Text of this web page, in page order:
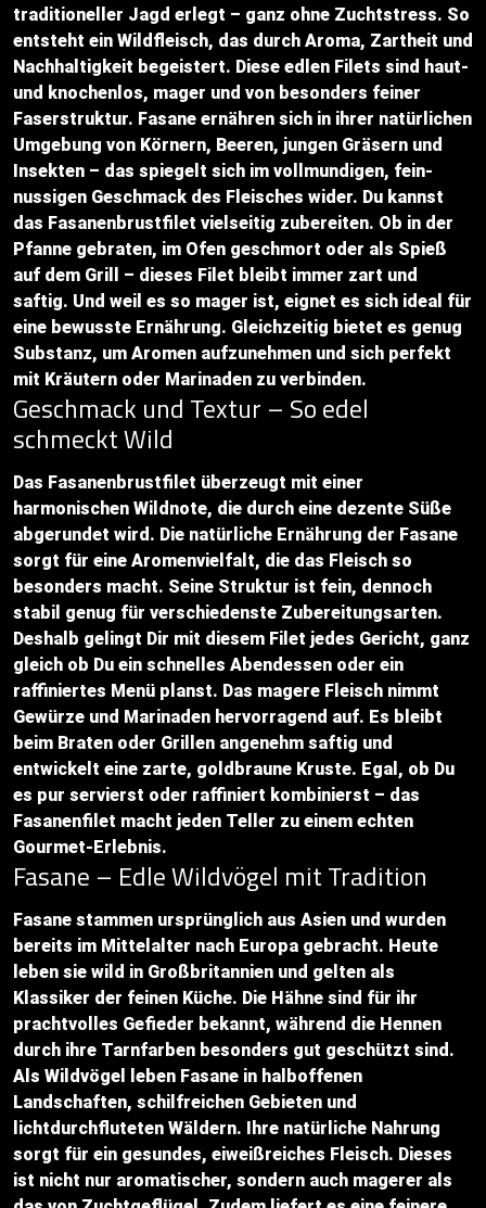
traditioneller Jagd erlegt – ganz ohne Zuchtstress. So
entsteht ein Wildfleisch, das durch Aroma, Zartheit und
Nachhaltigkeit begeistert. Diese edlen Filets sind haut-
und knochenlos, mager und von besonders feiner
Faserstruktur. Fasane ernähren sich in ihrer natürlichen
Umgebung von Körnern, Beeren, jungen Gräsern und
Insekten – das spiegelt sich im vollmundigen, fein-
nussigen Geschmack des Fleisches wider. Du kannst
das Fasanenbrustfilet vielseitig zubereiten. Ob in der
Pfanne gebraten, im Ofen geschmort oder als Spieß
auf dem Grill – dieses Filet bleibt immer zart und
saftig. Und weil es so mager ist, eignet es sich ideal für
eine bewusste Ernährung. Gleichzeitig bietet es genug
Substanz, um Aromen aufzunehmen und sich perfekt
mit Kräutern oder Marinaden zu verbinden.
Geschmack und Textur – So edel
schmeckt Wild
Das Fasanenbrustfilet überzeugt mit einer
harmonischen Wildnote, die durch eine dezente Süße
abgerundet wird. Die natürliche Ernährung der Fasane
sorgt für eine Aromenvielfalt, die das Fleisch so
besonders macht. Seine Struktur ist fein, dennoch
stabil genug für verschiedenste Zubereitungsarten.
Deshalb gelingt Dir mit diesem Filet jedes Gericht, ganz
gleich ob Du ein schnelles Abendessen oder ein
raffiniertes Menü planst. Das magere Fleisch nimmt
Gewürze und Marinaden hervorragend auf. Es bleibt
beim Braten oder Grillen angenehm saftig und
entwickelt eine zarte, goldbraune Kruste. Egal, ob Du
es pur servierst oder raffiniert kombinierst – das
Fasanenfilet macht jeden Teller zu einem echten
Gourmet-Erlebnis.
Fasane – Edle Wildvögel mit Tradition
Fasane stammen ursprünglich aus Asien und wurden
bereits im Mittelalter nach Europa gebracht. Heute
leben sie wild in Großbritannien und gelten als
Klassiker der feinen Küche. Die Hähne sind für ihr
prachtvolles Gefieder bekannt, während die Hennen
durch ihre Tarnfarben besonders gut geschützt sind.
Als Wildvögel leben Fasane in halboffenen
Landschaften, schilfreichen Gebieten und
lichtdurchfluteten Wäldern. Ihre natürliche Nahrung
sorgt für ein gesundes, eiweißreiches Fleisch. Dieses
ist nicht nur aromatischer, sondern auch magerer als